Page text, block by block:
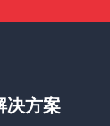
决方案